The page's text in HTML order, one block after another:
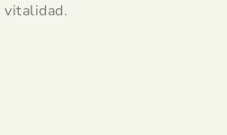
vitalidad.